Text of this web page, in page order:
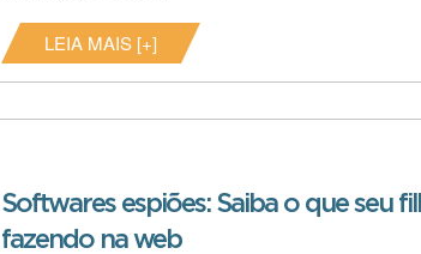
LEIA MAIS [+]
Softwares espiões: Saiba o que seu
fazendo na web